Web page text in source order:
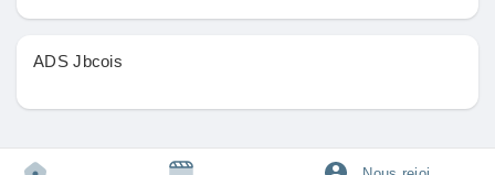
Offres
ADS Jbcois